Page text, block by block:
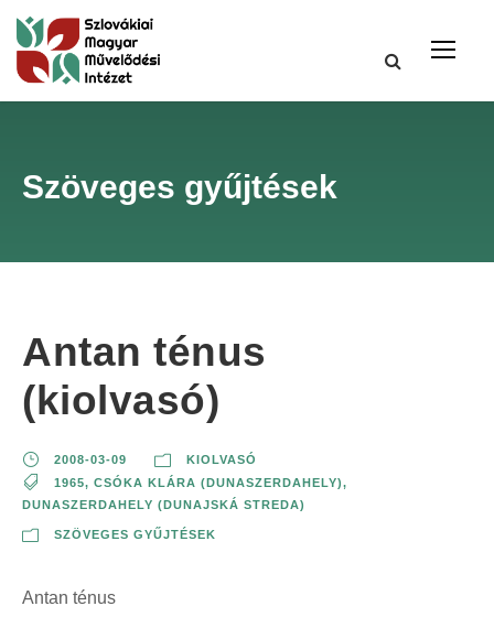
Szöveges gyűjtések
Antan ténus
(kiolvasó)
2008-03-09
KIOLVASÓ
1965, CSÓKA KLÁRA (DUNASZERDAHELY),
DUNASZERDAHELY (DUNAJSKÁ STREDA)
SZÖVEGES GYŰJTÉSEK
Antan ténus